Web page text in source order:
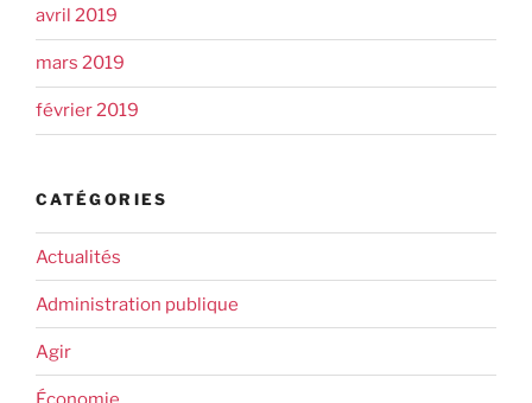
avril 2019
mars 2019
février 2019
CATÉGORIES
Actualités
Administration publique
Agir